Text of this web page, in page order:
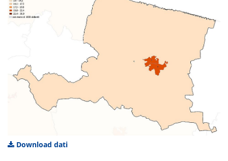
Download dati